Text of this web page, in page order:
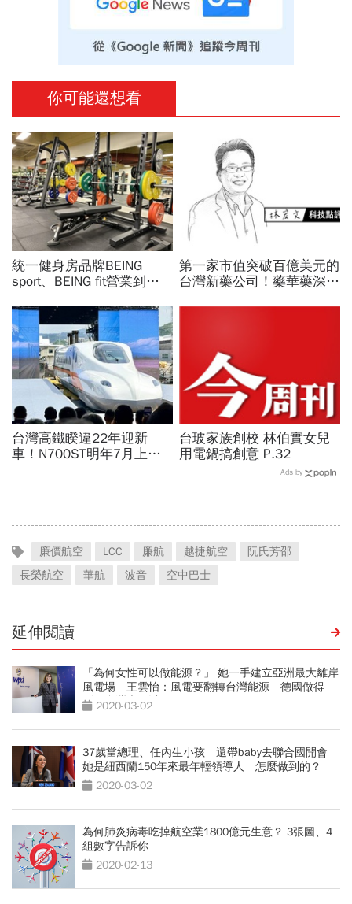
你可能還想看
統一健身房品牌BEING
sport、BEING fit營業到這
換到健身工廠？20年老字
號為何退出
第一家市值突破百億美元的
台灣新藥公司！藥華藥深耕
田製藥？
台灣高鐵睽違22年迎新
車！N700ST明年7月上
台玻家族創校 林伯實女兒
用電鍋搞創意 P.32
Ads by
廉價航空 LCC 廉航 越捷航空
阮氏芳邵
長榮航空
華航 波音 空中巴士
延伸閱讀
「為何女性可以做能源？」 她一手建立亞洲最大離岸
風電場 王雲怡：風電要翻轉台灣能源 德國做得
到、台灣也可以
2020-03-02
37歲當總理、任內生小孩 還帶baby去聯合國開會
她是紐西蘭150年來最年輕領導人 怎麼做到的？
2020-03-02
為何肺炎病毒吃掉航空業1800億元生意？ 3張圖、4
組數字告訴你
2020-02-13